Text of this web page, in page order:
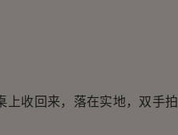
收回来，落在实地，双手拍